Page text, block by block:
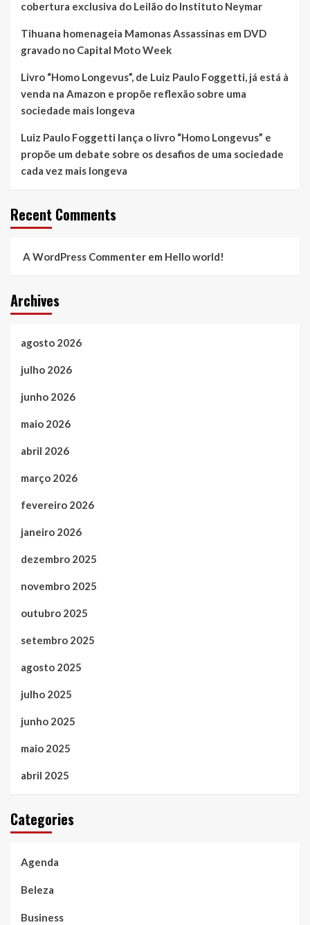
cobertura exclusiva do Leilão do Instituto Neymar
Tihuana homenageia Mamonas Assassinas em DVD
gravado no Capital Moto Week
Livro “Homo Longevus”, de Luiz Paulo Foggetti, já está à
venda na Amazon e propõe reflexão sobre uma
sociedade mais longeva
Luiz Paulo Foggetti lança o livro “Homo Longevus” e
propõe um debate sobre os desafios de uma sociedade
cada vez mais longeva
Recent Comments
A WordPress Commenter em Hello world!
Archives
agosto 2026
julho 2026
junho 2026
maio 2026
abril 2026
março 2026
fevereiro 2026
janeiro 2026
dezembro 2025
novembro 2025
outubro 2025
setembro 2025
agosto 2025
julho 2025
junho 2025
maio 2025
abril 2025
Categories
Agenda
Beleza
Business